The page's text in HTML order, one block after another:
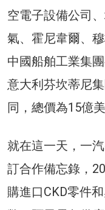
空電子設備公司
氣、霍尼韋爾、
中國船舶工業集
意大利芬坎蒂尼
同，總價為15億美
就在這一天，一
訂合作備忘錄，
購進口CKD零件